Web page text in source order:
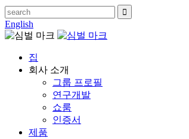
English
집
회사 소개
그룹 프로필
연구개발
쇼룸
인증서
제품